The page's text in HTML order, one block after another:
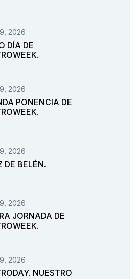
2026
DÍA DE
2026
PONENCIA DE
2026
DE BELÉN.
2026
JORNADA DE
2026
NUESTRO